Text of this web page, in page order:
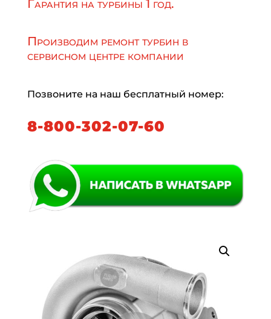
Гарантия на турбины 1 год.
Производим ремонт турбин в
сервисном центре компании
Позвоните на наш бесплатный номер:
8-800-302-07-60